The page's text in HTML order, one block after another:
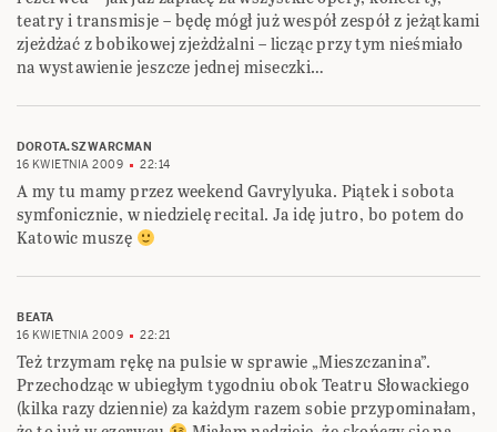
teatry i transmisje – będę mógł już wespół zespół z jeżątkami
zjeżdżać z bobikowej zjeżdżalni – licząc przy tym nieśmiało
na wystawienie jeszcze jednej miseczki…
DOROTA.SZWARCMAN
16 KWIETNIA 2009
22:14
A my tu mamy przez weekend Gavrylyuka. Piątek i sobota
symfonicznie, w niedzielę recital. Ja idę jutro, bo potem do
Katowic muszę
BEATA
16 KWIETNIA 2009
22:21
Też trzymam rękę na pulsie w sprawie „Mieszczanina”.
Przechodząc w ubiegłym tygodniu obok Teatru Słowackiego
(kilka razy dziennie) za każdym razem sobie przypominałam,